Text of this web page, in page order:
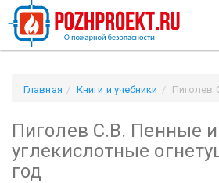
Главная Книги и учебники
Пиголев
Пиголев С.В. Пенные и
углекислотные
год